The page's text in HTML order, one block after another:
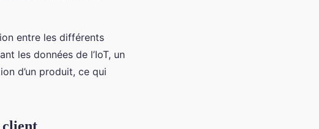
entre les différents
les données de l’IoT, un
d’un produit, ce qui
client